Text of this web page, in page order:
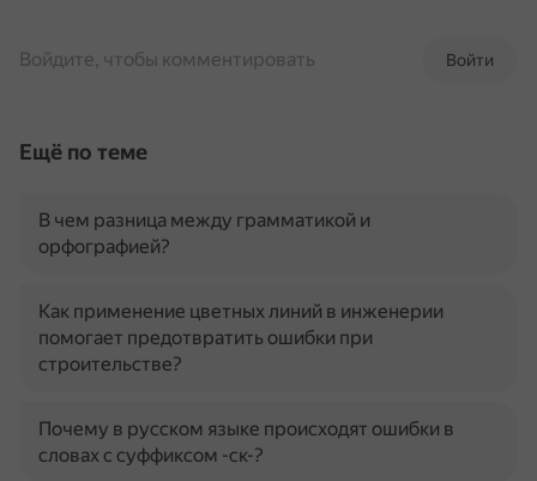
Войти
Войдите, чтобы комментировать
Ещё по теме
В чем разница между грамматикой и
орфографией?
Как применение цветных линий в инженерии
помогает предотвратить ошибки при
строительстве?
Почему в русском языке происходят ошибки в
словах с суффиксом -ск-?